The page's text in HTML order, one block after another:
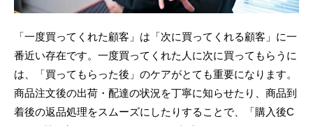
「一度買ってくれた顧客」は「次に買ってくれる顧客」に一
番近い存在です。一度買ってくれた人に次に買ってもらうに
は、「買ってもらった後」のケアがとても重要になります。
商品注文後の出荷・配達の状況を丁寧に知らせたり、商品到
着後の返品処理をスムーズにしたりすることで、「購入後C